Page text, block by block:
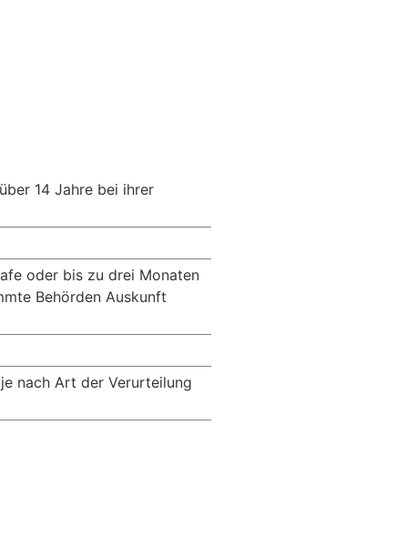
14 Jahre bei ihrer
oder bis zu drei Monaten
Behörden Auskunft
nach Art der Verurteilung